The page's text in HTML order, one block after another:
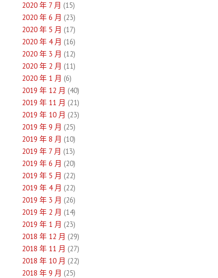
2020 年 7 月 (15)
2020 年 6 月 (23)
2020 年 5 月 (17)
2020 年 4 月 (16)
2020 年 3 月 (12)
2020 年 2 月 (11)
2020 年 1 月 (6)
2019 年 12 月 (40)
2019 年 11 月 (21)
2019 年 10 月 (23)
2019 年 9 月 (25)
2019 年 8 月 (10)
2019 年 7 月 (13)
2019 年 6 月 (20)
2019 年 5 月 (22)
2019 年 4 月 (22)
2019 年 3 月 (26)
2019 年 2 月 (14)
2019 年 1 月 (23)
2018 年 12 月 (29)
2018 年 11 月 (27)
2018 年 10 月 (22)
2018 年 9 月 (25)